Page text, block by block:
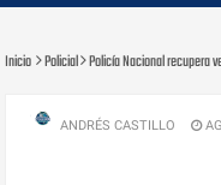
Inicio Policial Policía Nacional recupera
ANDRÉS CASTILLO